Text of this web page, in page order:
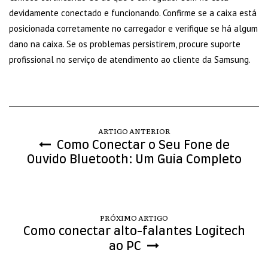
devidamente conectado e funcionando. Confirme se a caixa está
posicionada corretamente no carregador e verifique se há algum
dano na caixa. Se os problemas persistirem, procure suporte
profissional no serviço de atendimento ao cliente da Samsung.
ARTIGO ANTERIOR
Como Conectar o Seu Fone de
Ouvido Bluetooth: Um Guia Completo
PRÓXIMO ARTIGO
Como conectar alto-falantes Logitech
ao PC